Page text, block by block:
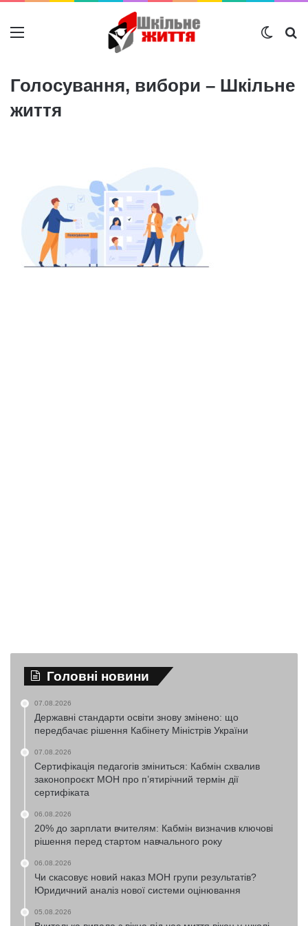
Меню
Голосування, вибори – Шкільне
життя
Головні новини
07.08.2026
Державні стандарти освіти знову змінено: що
передбачає рішення Кабінету Міністрів України
07.08.2026
Сертифікація педагогів зміниться: Кабмін схвалив
законопроєкт МОН про п’ятирічний термін дії
сертифіката
06.08.2026
20% до зарплати вчителям: Кабмін визначив ключові
рішення перед стартом навчального року
06.08.2026
Чи скасовує новий наказ МОН групи результатів?
Юридичний аналіз нової системи оцінювання
05.08.2026